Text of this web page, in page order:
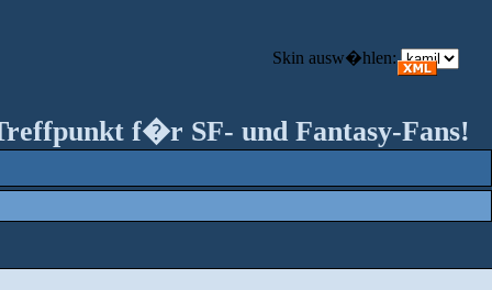
f�r SF- und Fantasy-Fans!
Skin ausw�hlen: